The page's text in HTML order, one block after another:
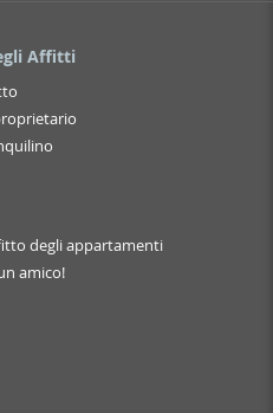
Affitti
degli appartamenti
amico!